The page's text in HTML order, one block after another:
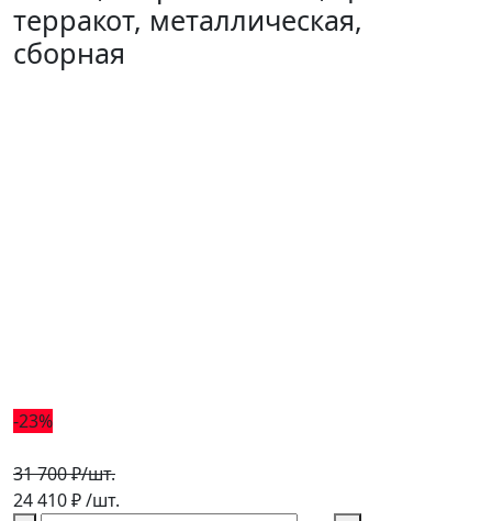
терракот, металлическая,
cборная
-23%
31 700 ₽/шт.
24 410₽/шт.